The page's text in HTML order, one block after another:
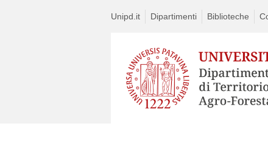
Unipd.it Dipartimenti Biblioteche